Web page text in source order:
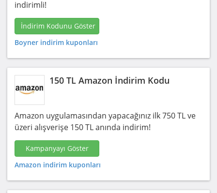
indirimli!
İndirim Kodunu Göster
Boyner indirim kuponları
150 TL Amazon İndirim Kodu
Amazon uygulamasından yapacağınız ilk 750 TL ve
üzeri alışverişe 150 TL anında indirim!
Kampanyayı Göster
Amazon indirim kuponları